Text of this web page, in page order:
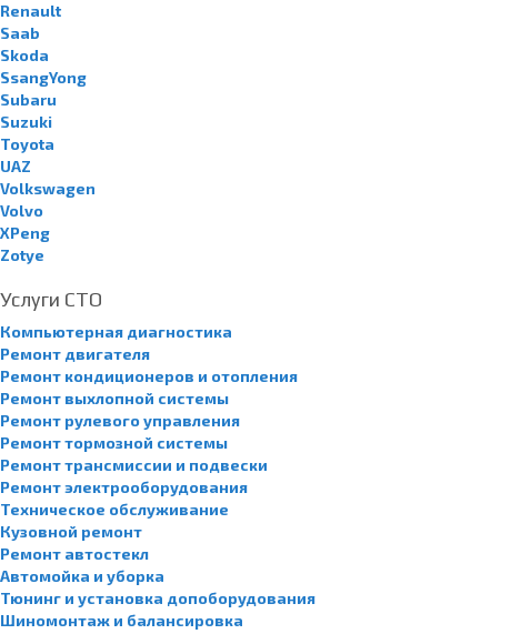
Renault
Saab
Skoda
SsangYong
Subaru
Suzuki
Toyota
UAZ
Volkswagen
Volvo
XPeng
Zotye
Услуги СТО
Компьютерная диагностика
Ремонт двигателя
Ремонт кондиционеров и отопления
Ремонт выхлопной системы
Ремонт рулевого управления
Ремонт тормозной системы
Ремонт трансмиссии и подвески
Ремонт электрооборудования
Техническое обслуживание
Кузовной ремонт
Ремонт автостекл
Автомойка и уборка
Тюнинг и установка допоборудования
Шиномонтаж и балансировка